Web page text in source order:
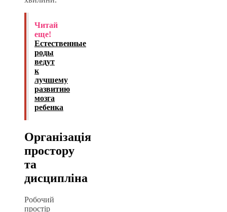
Читай
еще!
Естественные
роды
ведут
к
лучшему
развитию
мозга
ребенка
Організація
простору
та
дисципліна
Робочий
простір